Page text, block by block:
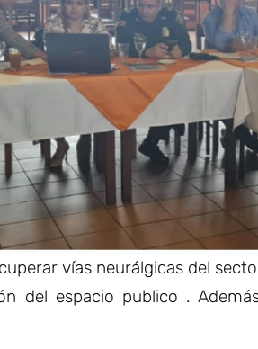
vías neurálgicas del
del espacio publico .